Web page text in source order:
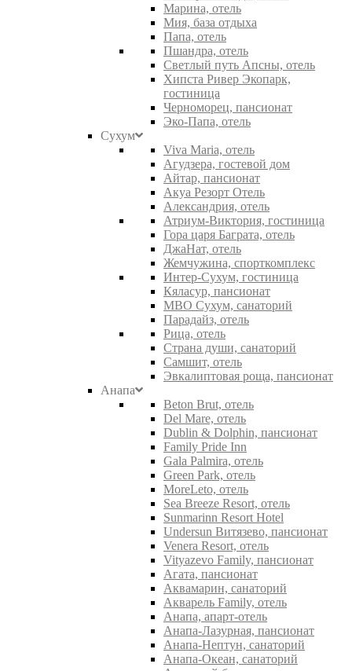
Марина, отель
Мия, база отдыха
Папа, отель
Пшандра, отель
Светлый путь Апсны, отель
Хипста Ривер Экопарк,
гостиница
Черноморец, пансионат
Эко-Папа, отель
Сухум
Viva Maria, отель
Агудзера, гостевой дом
Айтар, пансионат
Акуа Резорт Отель
Александрия, отель
Атриум-Виктория, гостиница
Гора царя Баграта, отель
ДжаНат, отель
Жемчужина, спорткомплекс
Интер-Сухум, гостиница
Кяласур, пансионат
МВО Сухум, санаторий
Парадайз, отель
Рица, отель
Страна души, санаторий
Самшит, отель
Эвкалиптовая роща, пансионат
Анапа
Beton Brut, отель
Del Mare, отель
Dublin & Dolphin, пансионат
Family Pride Inn
Gala Palmira, отель
Green Park, отель
MoreLeto, отель
Sea Breeze Resort, отель
Sunmarinn Resort Hotel
Undersun Витязево, пансионат
Venera Resort, отель
Vityazevo Family, пансионат
Агата, пансионат
Аквамарин, санаторий
Акварель Family, отель
Анапа, апарт-отель
Анапа-Лазурная, пансионат
Анапа-Нептун, санаторий
Анапа-Океан, санаторий